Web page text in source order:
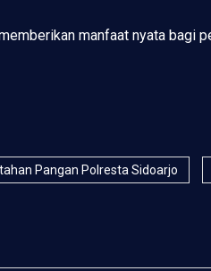
manfaat nyata bagi
Pangan Polresta Sidoarjo